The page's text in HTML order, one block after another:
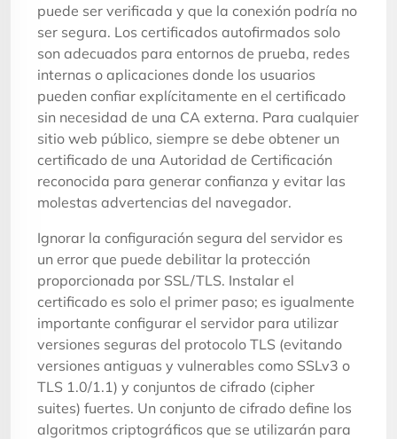
puede ser verificada y que la conexión podría no
ser segura. Los certificados autofirmados solo
son adecuados para entornos de prueba, redes
internas o aplicaciones donde los usuarios
pueden confiar explícitamente en el certificado
sin necesidad de una CA externa. Para cualquier
sitio web público, siempre se debe obtener un
certificado de una Autoridad de Certificación
reconocida para generar confianza y evitar las
molestas advertencias del navegador.
Ignorar la configuración segura del servidor es
un error que puede debilitar la protección
proporcionada por SSL/TLS. Instalar el
certificado es solo el primer paso; es igualmente
importante configurar el servidor para utilizar
versiones seguras del protocolo TLS (evitando
versiones antiguas y vulnerables como SSLv3 o
TLS 1.0/1.1) y conjuntos de cifrado (cipher
suites) fuertes. Un conjunto de cifrado define los
algoritmos criptográficos que se utilizarán para